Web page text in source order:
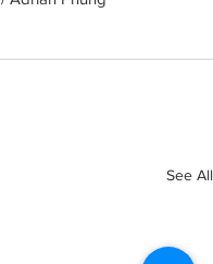
See All